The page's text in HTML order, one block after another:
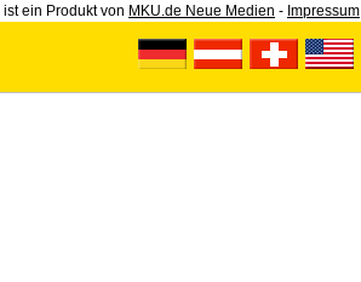
ist ein Produkt von MKU.de Neue Medien - Impressum